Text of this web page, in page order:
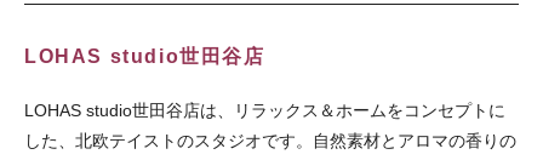
LOHAS studio世田谷店
LOHAS studio世田谷店は、リラックス＆ホームをコンセプトに
した、北欧テイストのスタジオです。自然素材とアロマの香りの